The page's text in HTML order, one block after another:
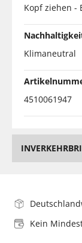
Kopf ziehen -
Klimaneutral
4510061947
Kein